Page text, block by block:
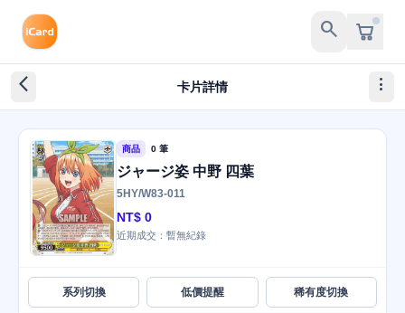
search
arrow_back_ios_new 卡片詳情 more_vert
商品 0 筆
ジャージ姿 中野 四葉
5HY/W83-011
NT$ 0
近期成交：暫無紀錄
系列切換 低價提醒 稀有度切換